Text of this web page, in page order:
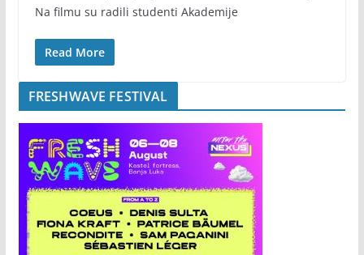
Na filmu su radili studenti Akademije
Read More
FRESHWAVE FESTIVAL